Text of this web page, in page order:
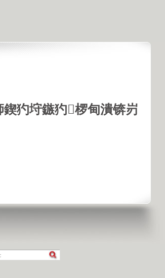
犳垨鏃犳椤甸潰锛岃